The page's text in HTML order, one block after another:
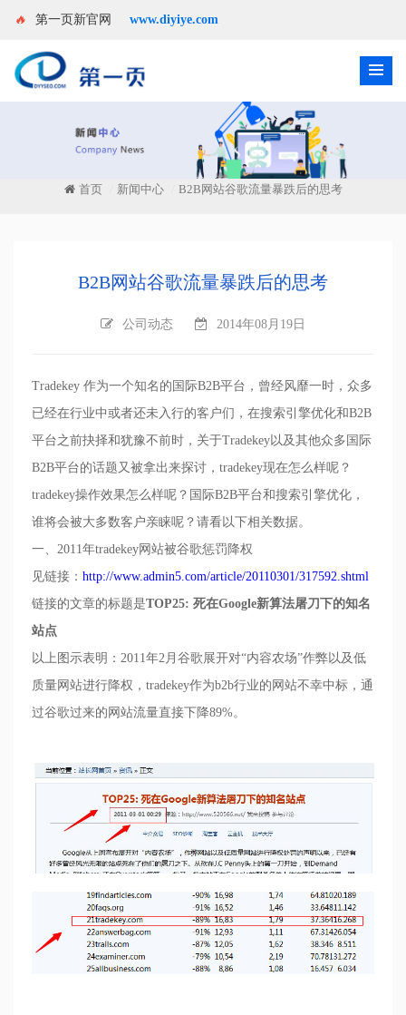
🔥 第一页新官网 www.diyiye.com
首页 新闻中心 B2B网站谷歌流量暴跌后的思考
B2B网站谷歌流量暴跌后的思考
公司动态 2014年08月19日
Tradekey 作为一个知名的国际B2B平台，曾经风靡一时，众多
已经在行业中或者还未入行的客户们，在搜索引擎优化和B2B
平台之前抉择和犹豫不前时，关于Tradekey以及其他众多国际
B2B平台的话题又被拿出来探讨， tradekey现在怎么样呢？
tradekey操作效果怎么样呢？国际B2B平台和搜索引擎优化，
谁将会被大多数客户亲睐呢？请看以下相关数据。
一、 2011 年tradekey网站被谷歌惩罚降权
见链接： http://www.admin5.com/article/20110301/317592.shtml
链接的文章的标题是TOP25: 死在Google新算法屠刀下的知名
站点
以上图示表明： 2011 年2 月谷歌展开对“内容农场”作弊以及低
质量网站进行降权， tradekey作为b2b行业的网站不幸中标，通
过谷歌过来的网站流量直接下降89%。